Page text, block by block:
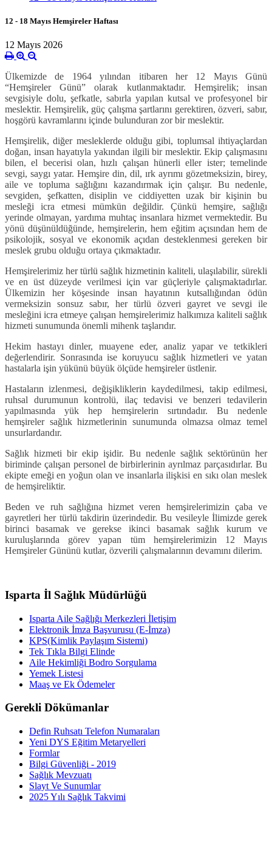
12 - 18 Mayıs Hemşireler Haftası
12 Mayıs 2026
Ülkemizde de 1964 yılından itibaren her 12 Mayıs Günü
“Hemşireler Günü” olarak kutlanmaktadır. Hemşirelik; insan
sevgisiyle dolu, şefkatle, sabırla yapılan kutsal ve profesyonel bir
meslektir. Hemşirelik, güç çalışma şartlarını gerektiren, özveri, sabır,
hoşgörü kavramlarını içinde bulunduran zor bir meslektir.
Hemşirelik, diğer mesleklerde olduğu gibi, toplumsal ihtiyaçlardan
doğan, insan hayatıyla yakından ilgili bir meslektir. Ekip çalışmasını
bilen, el becerisi olan, hızlı çalışan hünerli eller ister; temelinde
sevgi, saygı yatar. Hemşire din, dil, ırk ayrımı gözetmeksizin, birey,
aile ve topluma sağlığını kazandırmak için çalışır. Bu nedenle,
sevgiden, şefkatten, disiplin ve ciddiyetten uzak bir kişinin bu
mesleği icra etmesi mümkün değildir. Çünkü hemşire, sağlığı
yerinde olmayan, yardıma muhtaç insanlara hizmet vermektedir. Bu
yönü düşünüldüğünde, hemşirelerin, hem eğitim açısından hem de
psikolojik, sosyal ve ekonomik açıdan desteklenmesi gereken bir
meslek grubu olduğu ortaya çıkmaktadır.
Hemşirelerimiz her türlü sağlık hizmetinin kaliteli, ulaşılabilir, sürekli
ve en üst düzeyde verilmesi için var güçleriyle çalışmaktadırlar.
Ülkemizin her köşesinde insan hayatının kutsallığından ödün
vermeksizin sonsuz sabır, her türlü özveri gayret ve sevgi ile
mesleğini icra etmeye çalışan hemşirelerimiz halkımıza kaliteli sağlık
hizmeti sunumunda önemli mihenk taşlarıdır.
Hekim hastayı dinler, muayene eder, analiz yapar ve tetkikleri
değerlendirir. Sonrasında ise koruyucu sağlık hizmetleri ve yatan
hastalarla işin yükünü büyük ölçüde hemşireler üstlenir.
Hastaların izlenmesi, değişikliklerin kaydedilmesi, takip edilmesi,
ruhsal durumunun kontrolü, ilaç tedavisi ve benzeri tedavilerin
yapılmasında yük hep hemşirelerin sırtındadır. Bu nedenle
hemşireler sağlık hizmetlerinin sunumunda olmazsa olmaz temel
unsurlardandır.
Sağlık hizmeti bir ekip işidir. Bu nedenle sağlık sektörünün her
biriminde çalışan personel de birbirlerinin ayrılmaz parçasıdırlar. Bu
ekipte emeği en yoğun olan ve insanlarla ilişkisi en sıkı olan meslek
de hemşireliktir.
Beden ve ruh sağlığına hizmet veren hemşirelerimizin çaba ve
gayretleri her türlü takdirin üzerindedir. Bu vesileyle İlimizde gerek
birinci basamak ve gerekse ikinci basamak sağlık kurum ve
kuruluşlarında görev yapan tüm hemşirelerimizin 12 Mayıs
Hemşireler Gününü kutlar, özverili çalışmalarının devamını dilerim.
Isparta İl Sağlık Müdürlüğü
Isparta Aile Sağlığı Merkezleri İletişim
Elektronik İmza Başvurusu (E-İmza)
KPS(Kimlik Paylaşım Sistemi)
Tek Tıkla Bilgi Elinde
Aile Hekimliği Bodro Sorgulama
Yemek Listesi
Maaş ve Ek Ödemeler
Gerekli Dökümanlar
Defin Ruhsatı Telefon Numaraları
Yeni DYS Eğitim Metaryelleri
Formlar
Bilgi Güvenliği - 2019
Sağlık Mevzuatı
Slayt Ve Sunumlar
2025 Yılı Sağlık Takvimi